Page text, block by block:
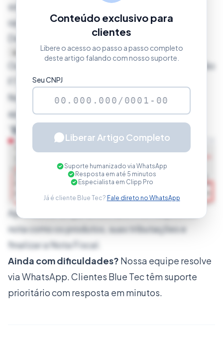
sobre o botão Novo, informe a natureza de
operação, em seguida o cliente no (+)
Destinatário:
Ou pressione no nome do Destinatário e no botão
F7 no teclado.
Nos campos Data de saída e Hora de saída
apague as informações e pressione a tecla
“Enter
Após basta lançar as demais informações da
nota como os produtos, suas tributações e
finalizar a Nota Fiscal.
Ainda com dificuldades? Nossa equipe resolve
via WhatsApp. Clientes Blue Tec têm suporte
prioritário com resposta em minutos.
Conteúdo exclusivo para
clientes
Libere o acesso ao passo a passo completo
deste artigo falando com nosso suporte.
Seu CNPJ
Liberar Artigo Completo
Suporte humanizado via WhatsApp
Resposta em até 5 minutos
Especialista em Clipp Pro
Já é cliente Blue Tec? Fale direto no WhatsApp